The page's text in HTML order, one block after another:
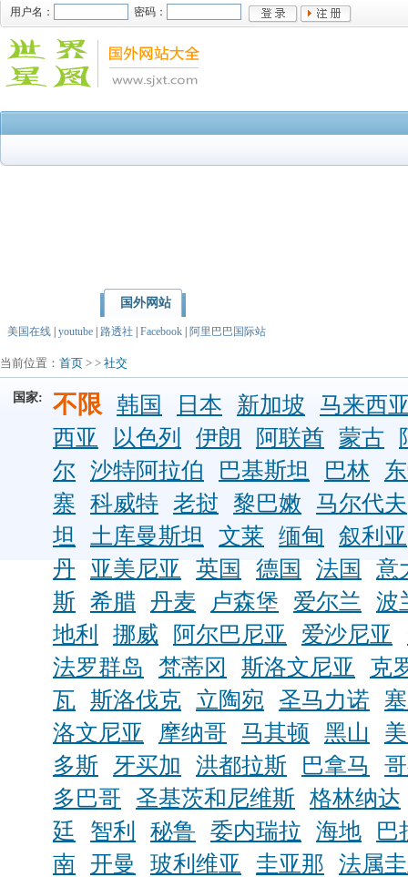
用户名： 密码：
国外网站
美国在线 youtube 路透社 Facebook 阿里巴巴国际站
当前位置： 首页 > > 社交
国家: 不限 韩国 日本 新加坡
马来西
西亚
以色列 伊朗 阿联酋 蒙古
尔
沙特阿拉伯 巴基斯坦 巴林
寨
科威特 老挝 黎巴嫩
马尔代夫
坦
土库曼斯坦 文莱 缅甸
叙利亚
丹
亚美尼亚 英国 德国 法国
意
斯 希腊 丹麦 卢森堡 爱尔兰
波
地利
挪威 阿尔巴尼亚 爱沙尼亚
法罗群岛
梵蒂冈 斯洛文尼亚
克
瓦 斯洛伐克 立陶宛 圣马力诺
洛文尼亚
摩纳哥 马其顿 黑山
多斯
牙买加 洪都拉斯 巴拿马
多巴哥
圣基茨和尼维斯 格林纳达
廷
智利 秘鲁 委内瑞拉 海地
巴
南
开曼 玻利维亚 圭亚那
法属